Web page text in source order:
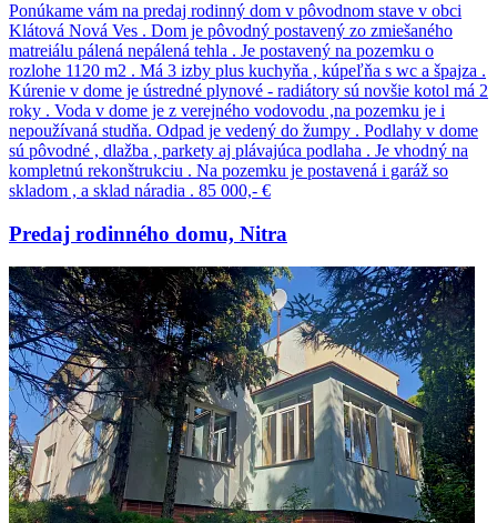
Ponúkame vám na predaj rodinný dom v pôvodnom stave v obci
Klátová Nová Ves . Dom je pôvodný postavený zo zmiešaného
matreiálu pálená nepálená tehla . Je postavený na pozemku o
rozlohe 1120 m2 . Má 3 izby plus kuchyňa , kúpeľňa s wc a špajza .
Kúrenie v dome je ústredné plynové - radiátory sú novšie kotol má 2
roky . Voda v dome je z verejného vodovodu ,na pozemku je i
nepoužívaná studňa. Odpad je vedený do žumpy . Podlahy v dome
sú pôvodné , dlažba , parkety aj plávajúca podlaha . Je vhodný na
kompletnú rekonštrukciu . Na pozemku je postavená i garáž so
skladom , a sklad náradia . 85 000,- €
Predaj rodinného domu, Nitra